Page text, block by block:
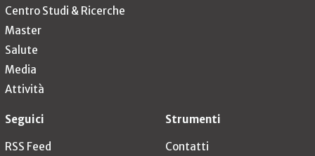
Centro Studi & Ricerche
Master
Salute
Media
Attività
Seguici
RSS Feed
Strumenti
Contatti